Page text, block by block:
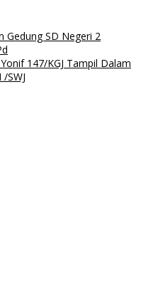
Gedung SD Negeri 2
147/KGJ Tampil Dalam
SWJ